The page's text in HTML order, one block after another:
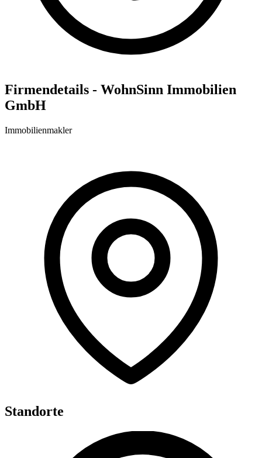
Firmendetails - WohnSinn Immobilien
GmbH
Immobilienmakler
Standorte